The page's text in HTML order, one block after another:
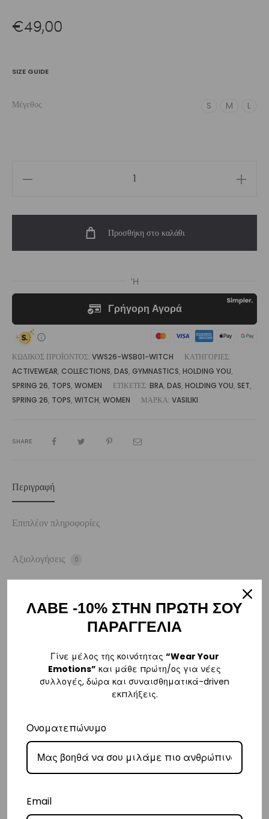
€49,00
SIZE GUIDE
Μέγεθος S M L
|
Προσθήκη στο καλάθι
ΚΩΔΙΚΌΣ ΠΡΟΪΌΝΤΟΣ: VWS26-WSB01-WITCH
ΚΑΤΗΓΟΡΊΕΣ:
ACTIVEWEAR, COLLECTIONS, DAS, GYMNASTICS, HOLDING YOU,
SPRING 26, TOPS, WOMEN ΕΤΙΚΈΤΕΣ: BRA, DAS, HOLDING YOU, SET,
SPRING 26, TOPS, WITCH, WOMEN ΜΆΡΚΑ: VASILIKI
SHARE
Περιγραφή
Επιπλέον πληροφορίες
Αξιολογήσεις 0
αγορά σας. M: (+30)6984526595| Email:
sales@vasilikiworld.com
Ελλάδα
Δωρεάν παράδοσηεντός Ελλάδας για παραγγελίεςάνω των 80€
– Για παραγγελίες κάτω των €80, υπάρχει σταθερή χρέωση εξόδων
– Η συνεργαζόμενη εταιρεία ταχυμεταφορών,
ΛΑΒΕ -10% ΣΤΗΝ ΠΡΩΤΗ ΣΟΥ
ΠΑΡΑΓΓΕΛΙΑ
Γίνε μέλος της κοινότητας “Wear Your
Emotions” και μάθε πρώτη/ος για νέες
συλλογές, δώρα και συναισθηματικά-driven
εκπλήξεις.
Ονοματεπώνυμο
Email